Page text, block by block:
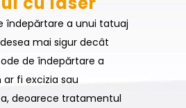
îndepărtare a unui tatuaj
mai sigur decât
de îndepărtare a
fi excizia sau
deoarece tratamentul